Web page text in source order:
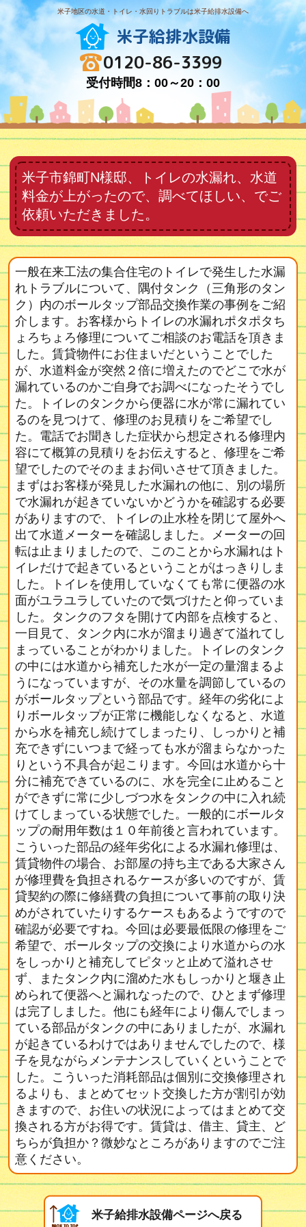
米子地区の水道・トイレ・水回りトラブルは米子給排水設備へ
米子給排水設備
0120-86-3399
受付時間8：00～20：00
米子市錦町N様邸、トイレの水漏れ、水道
料金が上がったので、調べてほしい、でご
依頼いただきました。
一般在来工法の集合住宅のトイレで発生した水漏
れトラブルについて、隅付タンク（三角形のタン
ク）内のボールタップ部品交換作業の事例をご紹
介します。お客様からトイレの水漏れポタポタち
ょろちょろ修理についてご相談のお電話を頂きま
した。賃貸物件にお住まいだということでした
が、水道料金が突然２倍に増えたのでどこで水が
漏れているのかご自身でお調べになったそうでし
た。トイレのタンクから便器に水が常に漏れてい
るのを見つけて、修理のお見積りをご希望でし
た。電話でお聞きした症状から想定される修理内
容にて概算の見積りをお伝えすると、修理をご希
望でしたのでそのままお伺いさせて頂きました。
まずはお客様が発見した水漏れの他に、別の場所
で水漏れが起きていないかどうかを確認する必要
がありますので、トイレの止水栓を閉じて屋外へ
出て水道メーターを確認しました。メーターの回
転は止まりましたので、このことから水漏れはト
イレだけで起きているということがはっきりしま
した。トイレを使用していなくても常に便器の水
面がユラユラしていたので気づけたと仰っていま
した。タンクのフタを開けて内部を点検すると、
一目見て、タンク内に水が溜まり過ぎて溢れてし
まっていることがわかりました。トイレのタンク
の中には水道から補充した水が一定の量溜まるよ
うになっていますが、その水量を調節しているの
がボールタップという部品です。経年の劣化によ
りボールタップが正常に機能しなくなると、水道
から水を補充し続けてしまったり、しっかりと補
充できずにいつまで経っても水が溜まらなかった
りという不具合が起こります。今回は水道から十
分に補充できているのに、水を完全に止めること
ができずに常に少しづつ水をタンクの中に入れ続
けてしまっている状態でした。一般的にボールタ
ップの耐用年数は１０年前後と言われています。
こういった部品の経年劣化による水漏れ修理は、
賃貸物件の場合、お部屋の持ち主である大家さん
が修理費を負担されるケースが多いのですが、賃
貸契約の際に修繕費の負担について事前の取り決
めがされていたりするケースもあるようですので
確認が必要ですね。今回は必要最低限の修理をご
希望で、ボールタップの交換により水道からの水
をしっかりと補充してピタッと止めて溢れさせ
ず、またタンク内に溜めた水もしっかりと堰き止
められて便器へと漏れなったので、ひとまず修理
は完了しました。他にも経年により傷んでしまっ
ている部品がタンクの中にありましたが、水漏れ
が起きているわけではありませんでしたので、様
子を見ながらメンテナンスしていくということで
した。こういった消耗部品は個別に交換修理され
るよりも、まとめてセット交換した方が割引が効
きますので、お住いの状況によってはまとめて交
換される方がお得です。賃貸は、借主、貸主、ど
ちらが負担か？微妙なところがありますのでご注
意ください。
米子給排水設備ページへ戻る